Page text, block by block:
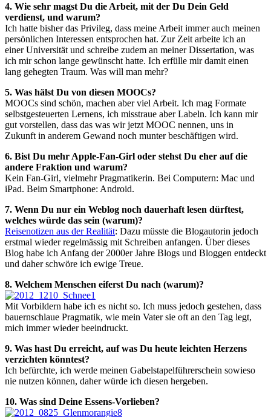
4. Wie sehr magst Du die Arbeit, mit der Du Dein Geld
verdienst, und warum?
Ich hatte bisher das Privileg, dass meine Arbeit immer auch meinen
persönlichen Interessen entsprochen hat. Zur Zeit arbeite ich an
einer Universität und schreibe zudem an meiner Dissertation, was
ich mir schon lange gewünscht hatte. Ich erfülle mir damit einen
lang gehegten Traum. Was will man mehr?
5. Was hälst Du von diesen MOOCs?
MOOCs sind schön, machen aber viel Arbeit. Ich mag Formate
selbstgesteuerten Lernens, ich misstraue aber Labeln. Ich kann mir
gut vorstellen, dass das was wir jetzt MOOC nennen, uns in
Zukunft in anderem Gewand noch munter beschäftigen wird.
6. Bist Du mehr Apple-Fan-Girl oder stehst Du eher auf die
andere Fraktion und warum?
Kein Fan-Girl, vielmehr Pragmatikerin. Bei Computern: Mac und
iPad. Beim Smartphone: Android.
7. Wenn Du nur ein Weblog noch dauerhaft lesen dürftest,
welches würde das sein (warum)?
Reisenotizen aus der Realität: Dazu müsste die Blogautorin jedoch
erstmal wieder regelmässig mit Schreiben anfangen. Über dieses
Blog habe ich Anfang der 2000er Jahre Blogs und Bloggen entdeckt
und daher schwöre ich ewige Treue.
8. Welchem Menschen eiferst Du nach (warum)?
Mit Vorbildern habe ich es nicht so. Ich muss jedoch gestehen, dass
bauernschlaue Pragmatik, wie mein Vater sie oft an den Tag legt,
mich immer wieder beeindruckt.
9. Was hast Du erreicht, auf was Du heute leichten Herzens
verzichten könntest?
Ich befürchte, ich werde meinen Gabelstapelführerschein sowieso
nie nutzen können, daher würde ich diesen hergeben.
10. Was sind Deine Essens-Vorlieben?